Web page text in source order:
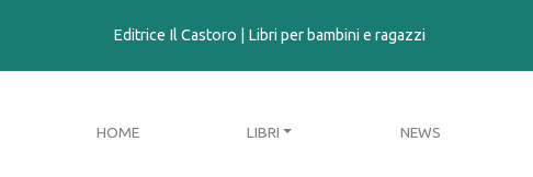
Editrice Il Castoro | Libri per bambini e ragazzi
HOME LIBRI NEWS